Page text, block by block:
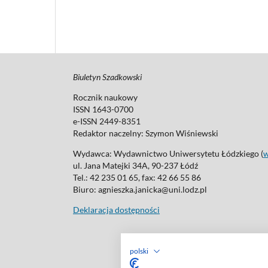
polski
Biuletyn Szadkowski
Rocznik naukowy
ISSN 1643-0700
e-ISSN 2449-8351
Redaktor naczelny: Szymon Wiśniewski
Wydawca: Wydawnictwo Uniwersytetu Łódzkiego (
ul. Jana Matejki 34A, 90-237 Łódź
Tel.: 42 235 01 65, fax: 42 66 55 86
Biuro: agnieszka.janicka@uni.lodz.pl
Deklaracja dostępności